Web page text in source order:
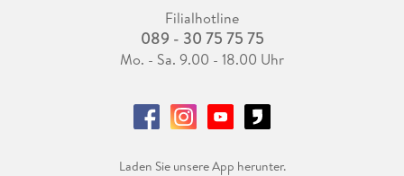
Filialhotline
089 - 30 75 75 75
Mo. - Sa. 9.00 - 18.00 Uhr
Laden Sie unsere App herunter.